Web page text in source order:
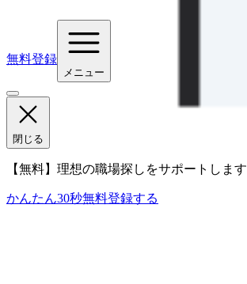
無料登録
メニュー
閉じる
【無料】理想の職場探しをサポートします
かんたん30秒無料登録する